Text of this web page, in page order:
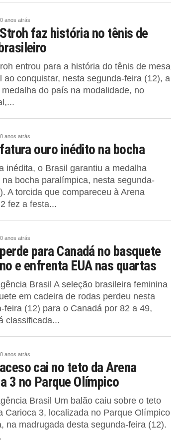
anos atrás
faz história no tênis de
entrou para a história do tênis de mesa
ao conquistar, nesta segunda-feira (12), a
medalha do país na modalidade, no
anos atrás
ouro inédito na bocha
inédita, o Brasil garantiu a medalha
na bocha paralímpica, nesta segunda-
A torcida que compareceu à Arena
fez a festa...
anos atrás
para Canadá no basquete
e enfrenta EUA nas quartas
Brasil A seleção brasileira feminina
em cadeira de rodas perdeu nesta
feira (12) para o Canadá por 82 a 49,
classificada...
anos atrás
cai no teto da Arena
3 no Parque Olímpico
Brasil Um balão caiu sobre o teto
Carioca 3, localizada no Parque Olímpico
na madrugada desta segunda-feira (12).